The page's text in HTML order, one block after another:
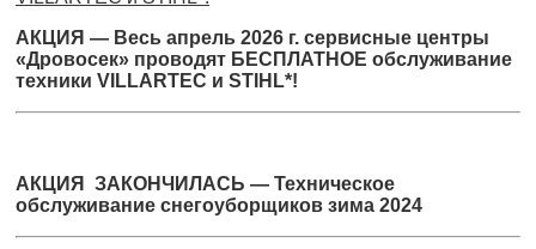
АКЦИЯ — Весь апрель 2026 г. сервисные центры
«Дровосек» проводят БЕСПЛАТНОЕ обслуживание
техники VILLARTEC и STIHL*!
АКЦИЯ ЗАКОНЧИЛАСЬ — Техническое
обслуживание снегоуборщиков зима 2024